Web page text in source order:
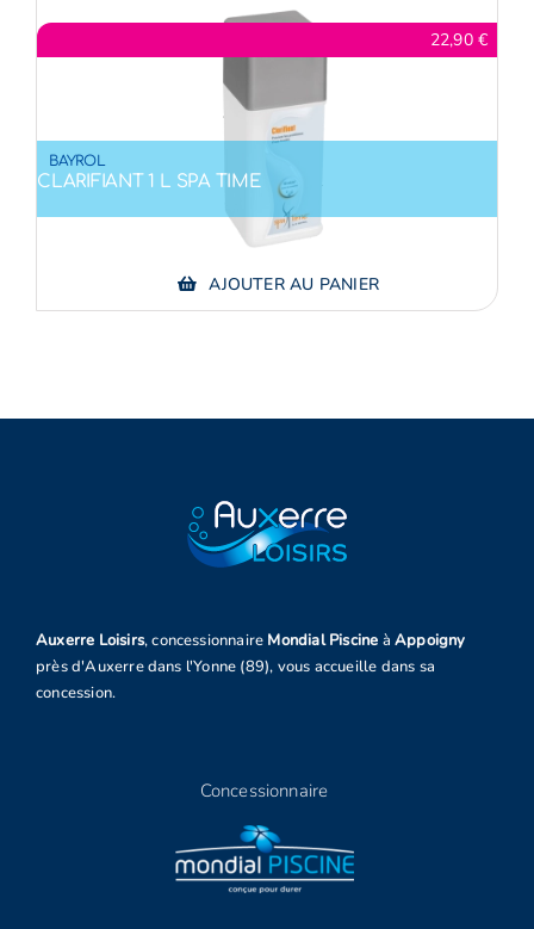
22,90 €
BAYROL
CLARIFIANT 1 L SPA TIME
AJOUTER AU PANIER
Auxerre Loisirs, concessionnaire Mondial Piscine à Appoigny
près d'Auxerre dans l'Yonne (89), vous accueille dans sa
concession.
Concessionnaire